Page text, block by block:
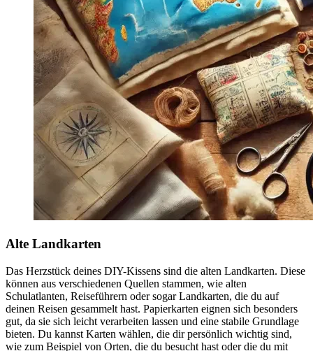
Alte Landkarten
Das Herzstück deines DIY-Kissens sind die alten Landkarten. Diese
können aus verschiedenen Quellen stammen, wie alten
Schulatlanten, Reiseführern oder sogar Landkarten, die du auf
deinen Reisen gesammelt hast. Papierkarten eignen sich besonders
gut, da sie sich leicht verarbeiten lassen und eine stabile Grundlage
bieten. Du kannst Karten wählen, die dir persönlich wichtig sind,
wie zum Beispiel von Orten, die du besucht hast oder die du mit